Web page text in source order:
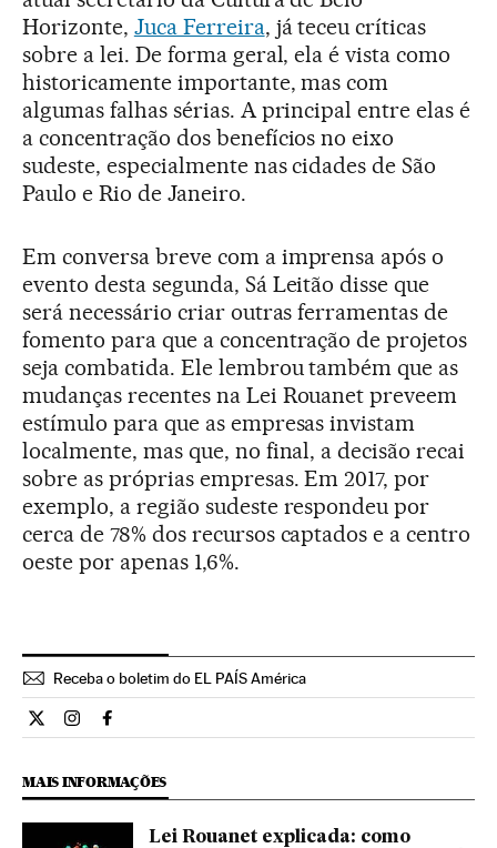
Horizonte, Juca Ferreira, já teceu críticas
sobre a lei. De forma geral, ela é vista como
historicamente importante, mas com
algumas falhas sérias. A principal entre elas é
a concentração dos benefícios no eixo
sudeste, especialmente nas cidades de São
Paulo e Rio de Janeiro.
Em conversa breve com a imprensa após o
evento desta segunda, Sá Leitão disse que
será necessário criar outras ferramentas de
fomento para que a concentração de projetos
seja combatida. Ele lembrou também que as
mudanças recentes na Lei Rouanet preveem
estímulo para que as empresas invistam
localmente, mas que, no final, a decisão recai
sobre as próprias empresas. Em 2017, por
exemplo, a região sudeste respondeu por
cerca de 78% dos recursos captados e a centro
oeste por apenas 1,6%.
Receba o boletim do EL PAÍS América
Cultura El País Brasil en Twitter
Cultura El País Brasil en Instagram
Cultura El País Brasil en Facebook
MAIS INFORMAÇÕES
Lei Rouanet explicada: como